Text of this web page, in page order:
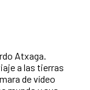
Atxaga.
a las tierras
de vídeo